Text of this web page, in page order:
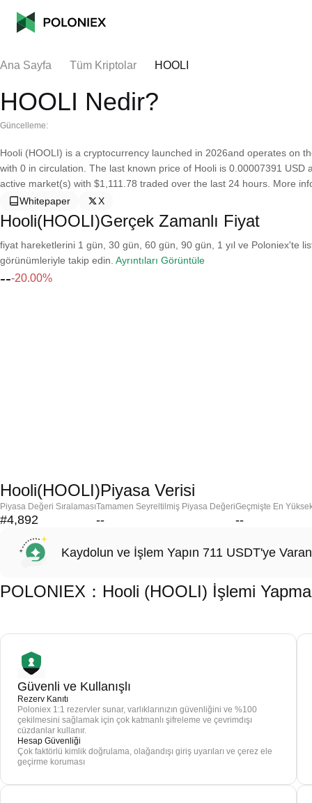
Ana Sayfa Tüm Kriptolar HOOLI
HOOLI Nedir?
Güncelleme:
Hooli (HOOLI) is a cryptocurrency launched in 2026and operates on
with 0 in circulation. The last known price of Hooli is 0.00007391
active market(s) with $1,111.78 traded over the last 24 hours. More
Whitepaper
X
Hooli(HOOLI)Gerçek Zamanlı Fiyat
fiyat hareketlerini 1 gün, 30 gün, 60 gün, 90 gün, 1 yıl ve Poloniex'te
görünümleriyle takip edin. Ayrıntıları Görüntüle
---20.00%
Hooli(HOOLI)Piyasa Verisi
Piyasa Değeri Sıralaması
#4,892
Tamamen Seyreltilmiş Piyasa Değeri
--
Geçmişte En
--
Kaydolun ve İşlem Yapın 711 USDT'ye
POLONIEX：Hooli (HOOLI) İşlemi
Güvenli ve Kullanışlı
Rezerv Kanıtı
Poloniex 1:1 rezervler sunar, varlıklarınızın güvenliğini ve %100
çekilmesini sağlamak için çok katmanlı şifreleme ve çevrimdışı
cüzdanlar kullanır.
Hesap Güvenliği
Çok faktörlü kimlik doğrulama, olağandışı giriş uyarıları ve çerez ele
geçirme koruması